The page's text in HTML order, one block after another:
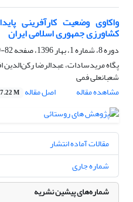
واکاوی وضعیت کارآفرینی
کشاورزی جمهوری اسلامی ایران
دوره 8، شماره 1، بهار 1396، صفحه
82-99
پگاه مریدسادات، عبدالرضا
شعبانعلی فمی
مشاهده مقاله
اصل مقاله 7.22 M
مقالات آماده انتشار
شماره جاری
شماره‌های پیشین نشریه